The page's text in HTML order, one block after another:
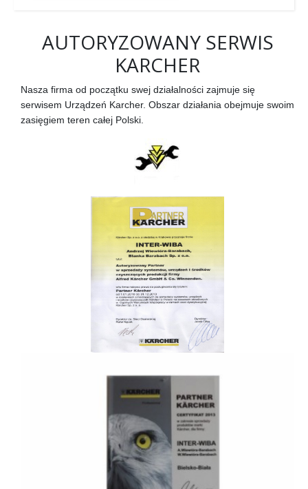
AUTORYZOWANY SERWIS
KARCHER
Nasza firma od początku swej działalności zajmuje się
serwisem Urządzeń Karcher. Obszar działania obejmuje swoim
zasięgiem teren całej Polski.